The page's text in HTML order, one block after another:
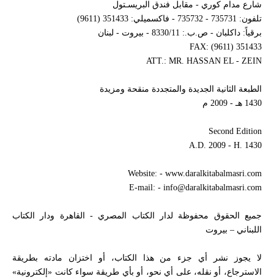
شارع مدام كوري - مقابل فندق البريسـتول
تلفون: 735731 - 735732 - فاكسميلي: 351433 (9611)
برقياً: داكلبان - ص.ب.: 8330/11 - بيروت - لبنان
FAX: (9611) 351433
ATT.: MR. HASSAN EL - ZEIN
الطبعة الثانية الجديدة والمتجددة منقحة ومزيدة
1430 هـ - 2009 م
Second Edition
A.D. 2009 - H. 1430
Website: - www.daralkitabalmasri.com
E-mail: - info@daralkitabalmasri.com
جميع الحقوق محفوظة لدار الكتاب المصري - القاهرة ودار الكتاب
اللبناني – بيروت
لا يجوز نشر أي جزء من هذا الكتاب، أو اختزان مادته بطريقة
الاسترجاع، أو نقله، على أي نحو، أو بأي طريقة سواء كانت «إلكترونية»